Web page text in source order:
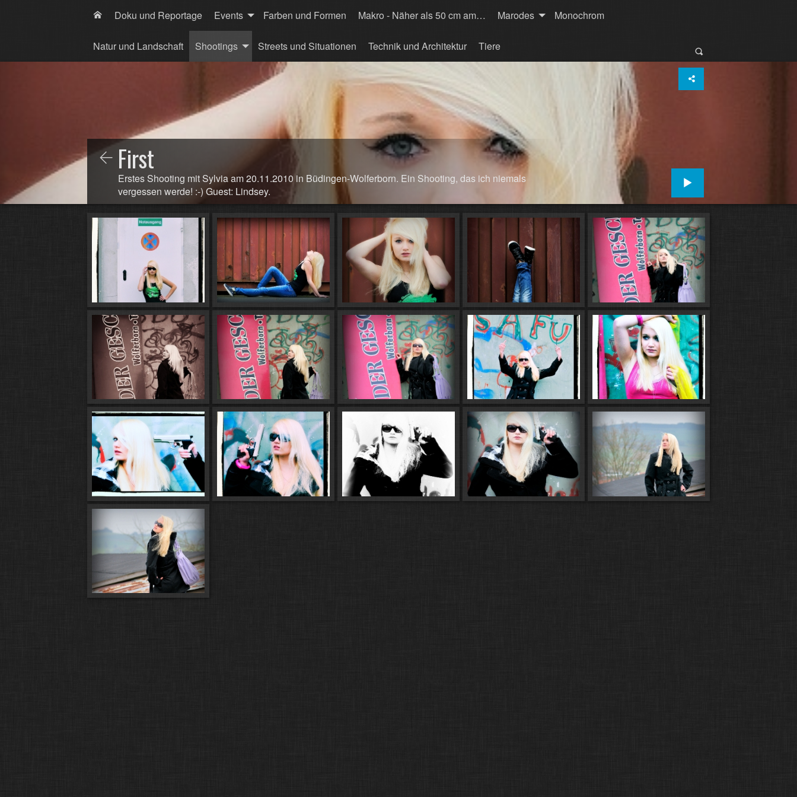
Doku und Reportage Events Farben und Formen Makro - Näher als 50 cm am… Marodes Monochrom
Natur und Landschaft Shootings Streets und Situationen Technik und Architektur Tiere
First
Erstes Shooting mit Sylvia am 20.11.2010 in Büdingen-Wolferborn. Ein Shooting, das ich niemals
vergessen werde! :-) Guest: Lindsey.